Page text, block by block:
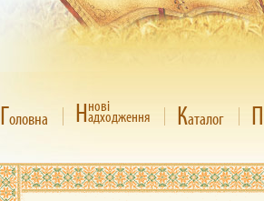
Головна Ннові
адходження Каталог П